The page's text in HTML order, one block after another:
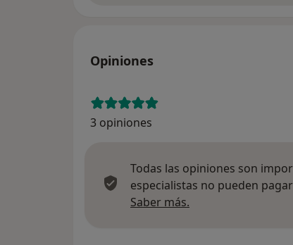
Opiniones
3 opiniones
Todas las opiniones son
especialistas no pueden
Saber más.